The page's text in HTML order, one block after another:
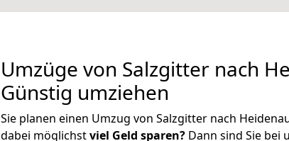
Umzüge von Salzgitter nach
Günstig umziehen
Sie planen einen Umzug von Salzgitter nach
dabei möglichstviel Geld sparen? Dann sind Sie bei